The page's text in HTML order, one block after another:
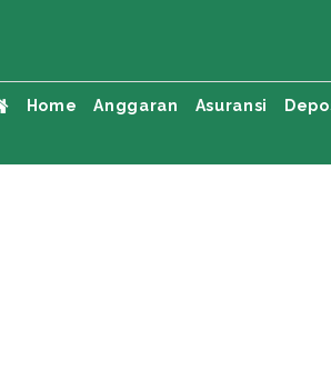
Home Anggaran Asuransi